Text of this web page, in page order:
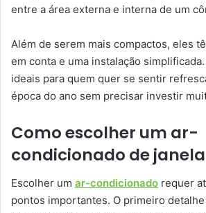
entre a área externa e interna de um
Além de serem mais compactos, eles
em conta e uma instalação
ideais para quem quer se sentir
época do ano sem precisar investir
Como escolher um ar-
condicionado de janela
Escolher um ar-condicionado requer
pontos importantes. O primeiro